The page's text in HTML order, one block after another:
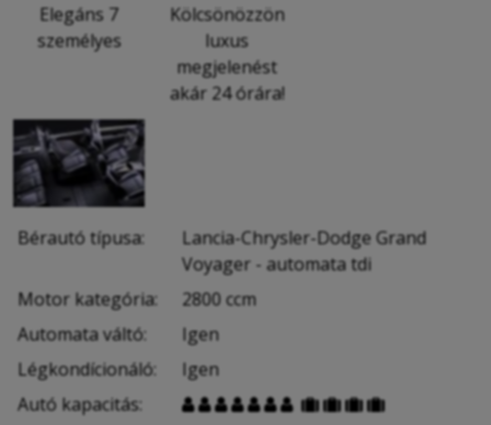
Elegáns 7
személyes
Kölcsönözzön
luxus
megjelenést
akár 24 órára!
Bérautó típusa: Lancia-Chrysler-DodgeGrand
Voyager - automata tdi
Motor kategória:
2800 ccm
Automata váltó:
Igen
Légkondícionáló:
Igen
Autó kapacitás:
          